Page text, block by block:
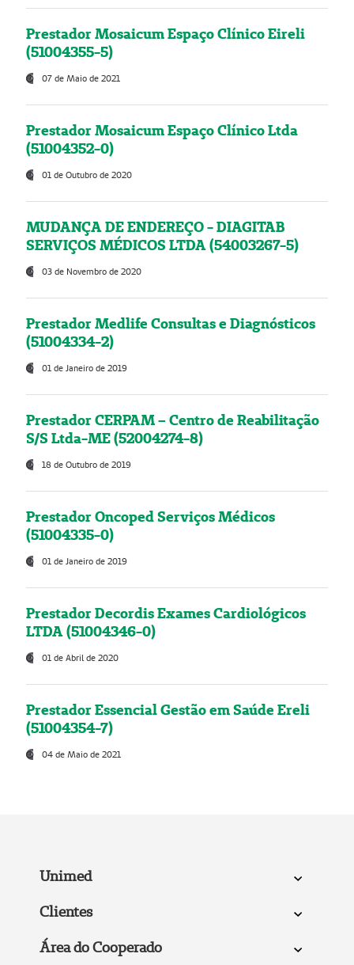
Prestador Mosaicum Espaço Clínico Eireli
(51004355-5)
07 de Maio de 2021
Prestador Mosaicum Espaço Clínico Ltda
(51004352-0)
01 de Outubro de 2020
MUDANÇA DE ENDEREÇO - DIAGITAB
SERVIÇOS MÉDICOS LTDA (54003267-5)
03 de Novembro de 2020
Prestador Medlife Consultas e Diagnósticos
(51004334-2)
01 de Janeiro de 2019
Prestador CERPAM – Centro de Reabilitação
S/S Ltda-ME (52004274-8)
18 de Outubro de 2019
Prestador Oncoped Serviços Médicos
(51004335-0)
01 de Janeiro de 2019
Prestador Decordis Exames Cardiológicos
LTDA (51004346-0)
01 de Abril de 2020
Prestador Essencial Gestão em Saúde Ereli
(51004354-7)
04 de Maio de 2021
Unimed
Clientes
Área do Cooperado